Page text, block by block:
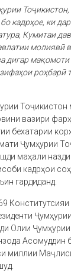
кадрҳое, ки
Кумитаи
молиявӣ
дигар
роҳбарӣ
вазири
бехатарии
Ҷумҳурии
маҳали назди
кадрҳои
гардиданд.
Олии
Асомуддин
миллии